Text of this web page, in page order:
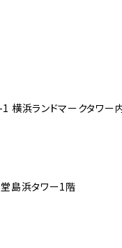
浜ランドマークタワー
島浜タワー1階